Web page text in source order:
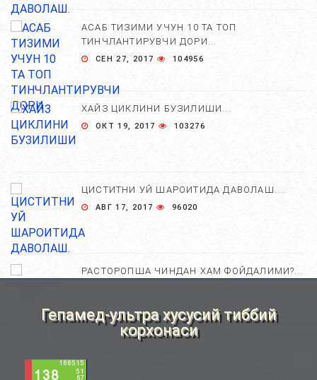
АСАБ ТИЗИМИ УЧУН 10 ТА ТОП
ТИНЧЛАНТИРУВЧИ ДОРИ...
СЕН 27, 2017 104956
ХАЙЗ ЦИКЛИНИ БУЗИЛИШИ...
ОКТ 19, 2017 103276
ЦИСТИТНИ УЙ ШАРОИТИДА ДАВОЛАШ....
АВГ 17, 2017 96020
РАСТОРОПША ЧИНДАН ХАМ ФОЙДАЛИМИ?...
НОСТАНДАРТ УСУЛЛАРИ....
Гепамед-ультра хусусий тиббий
корхонаси